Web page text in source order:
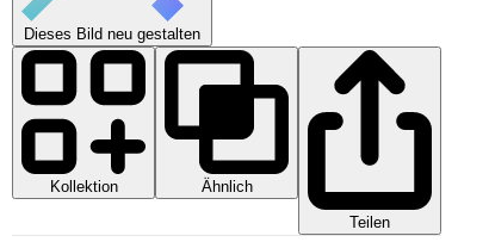
Dieses Bild neu gestalten
Kollektion
Ähnlich
Teilen